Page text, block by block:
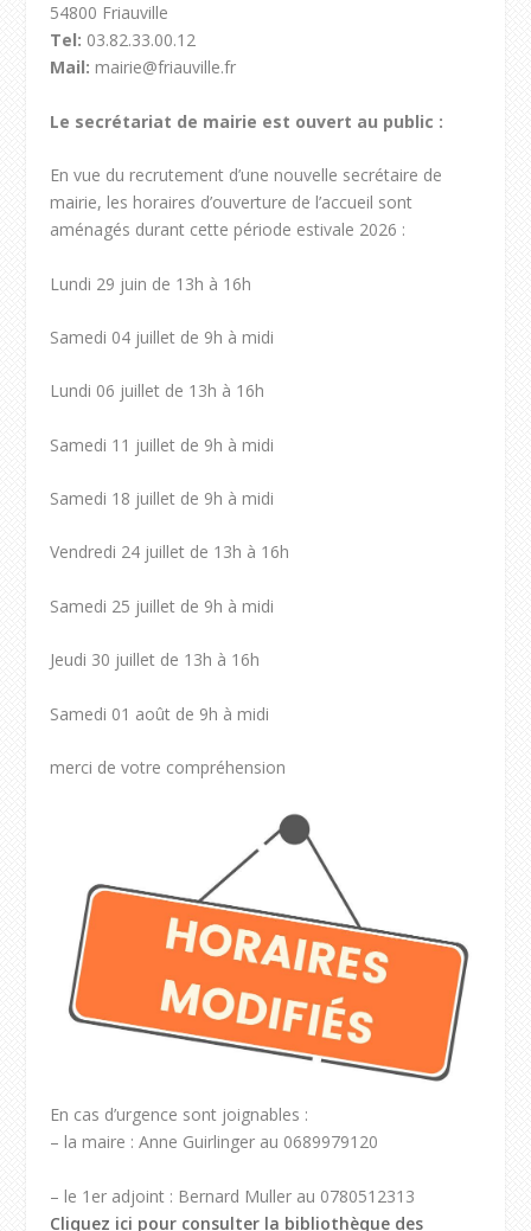
54800 Friauville
Tel: 03.82.33.00.12
Mail: mairie@friauville.fr
Le secrétariat de mairie est ouvert au public :
En vue du recrutement d’une nouvelle secrétaire de
mairie, les horaires d’ouverture de l’accueil sont
aménagés durant cette période estivale 2026 :
Lundi 29 juin de 13h à 16h
Samedi 04 juillet de 9h à midi
Lundi 06 juillet de 13h à 16h
Samedi 11 juillet de 9h à midi
Samedi 18 juillet de 9h à midi
Vendredi 24 juillet de 13h à 16h
Samedi 25 juillet de 9h à midi
Jeudi 30 juillet de 13h à 16h
Samedi 01 août de 9h à midi
merci de votre compréhension
En cas d’urgence sont joignables :
– la maire : Anne Guirlinger au 0689979120
– le 1er adjoint : Bernard Muller au 0780512313
Cliquez ici pour consulter la bibliothèque des